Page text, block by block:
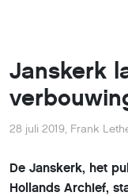
Janskerk
28 juli 2019, Frank
De Janskerk, het
Hollands Archief,